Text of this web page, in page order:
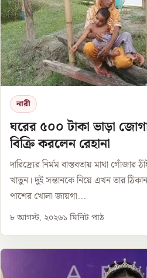
নারী
ঘরের ৫০০ টাকা ভাড়া
বিক্রি করলেন রেহানা
দারিদ্র্যের নির্মম বাস্তবতায় মাথা গোঁজার
খাতুন। দুই সন্তানকে নিয়ে এখন তার
পাশের খোলা জায়গা...
৮ আগস্ট, ২০২৬১ মিনিট পাঠ